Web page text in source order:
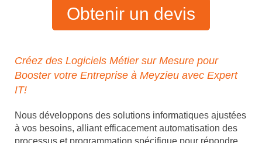
Obtenir un devis
Créez des Logiciels Métier sur Mesure pour
Booster votre Entreprise à Meyzieu avec Expert
IT!
Nous développons des solutions informatiques ajustées
à vos besoins, alliant efficacement automatisation des